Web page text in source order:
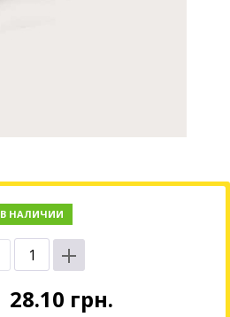
В НАЛИЧИИ
28.10 грн.